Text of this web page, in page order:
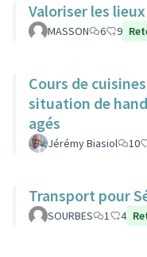
Valoriser les
MASSON 6 9
Cours de
situation de
agés
Jérémy Biasiol 10
Transport pour
SOURBES 1 4